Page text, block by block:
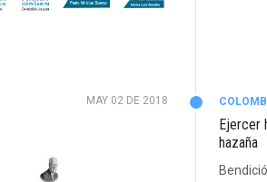
MAY 02 DE 2018
Ejercer
hazaña